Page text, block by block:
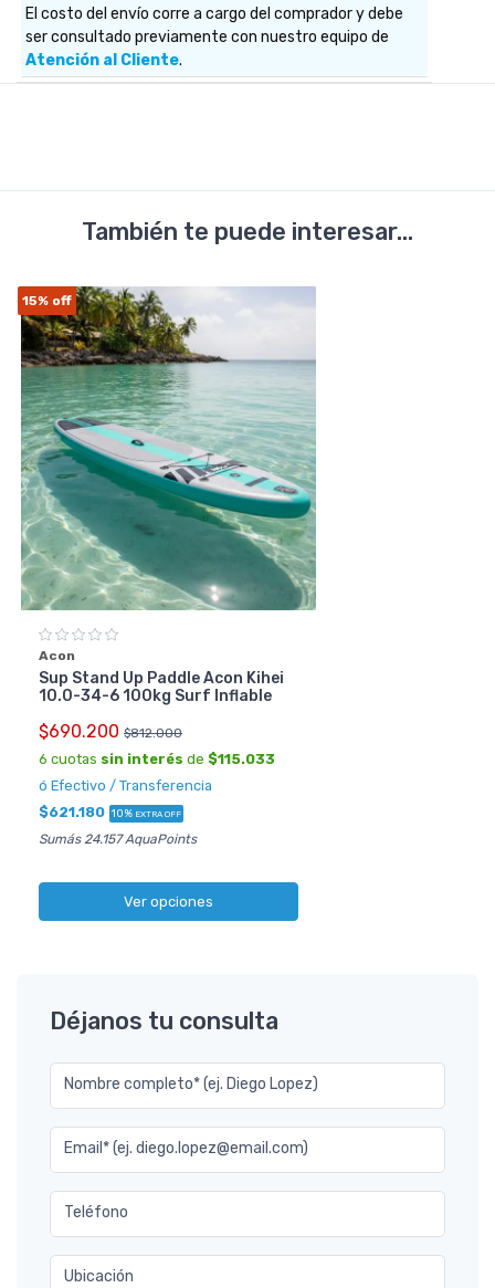
El costo del envío corre a cargo del comprador y debe
ser consultado previamente con nuestro equipo de
Atención al Cliente.
También te puede interesar...
15% off
Acon
Sup Stand Up Paddle Acon Kihei
10.0-34-6 100kg Surf Inflable
$690.200 $812.000
6 cuotas sin interés de $115.033
ó Efectivo / Transferencia
$621.180 10% EXTRA OFF
Sumás 24.157 AquaPoints
Ver opciones
Déjanos tu consulta
Nombre completo* (ej. Diego Lopez)
Email* (ej. diego.lopez@email.com)
Teléfono
Ubicación